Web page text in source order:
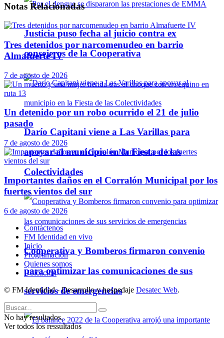
Justicia puso fecha al juicio contra ex
consejeros de la Cooperativa
Darío Capitani viene a Las Varillas para
apoyar al municipio en la Fiesta de las
Colectividades
Cooperativa y Bomberos firmaron convenio
para optimizar las comunicaciones de sus
servicios de emergencias
Notas Relacionadas
Tres detenidos por narcomenudeo en barrio
Almafuerte IV
7 de agosto de 2026
Un detenido por un robo ocurrido el 21 de julio
pasado
7 de agosto de 2026
Importantes daños en el Corralón Municipal por los
fuertes vientos del sur
6 de agosto de 2026
Contáctenos
FM Identidad en vivo
Inicio
Programación
Quienes somos
Ubicación
© FM Identidad - Desarrollo y hospedaje Desatec Web.
No hay resultados.
Ver todos los ressultados